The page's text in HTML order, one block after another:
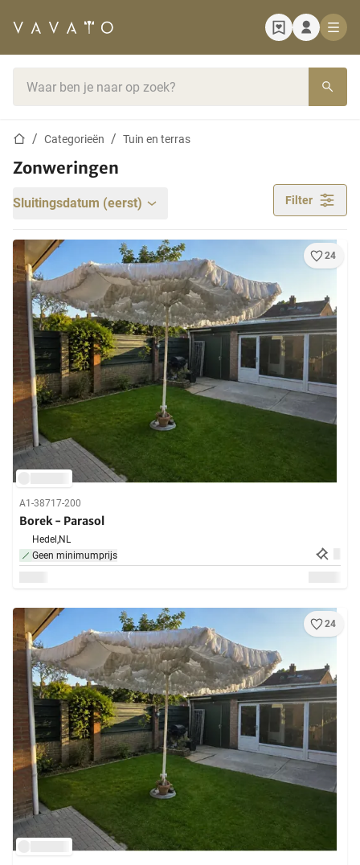
StartpaginaCategorieën Tuin en terras
Zonweringen
Sluitingsdatum (eerst) Filter
24
A1-38717-200
Borek - Parasol
Hedel,NL
Geen minimumprijs
24